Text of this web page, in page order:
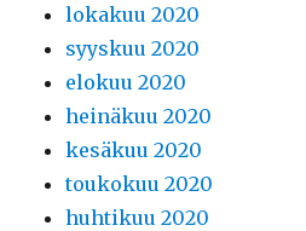
lokakuu 2020
syyskuu 2020
elokuu 2020
heinäkuu 2020
kesäkuu 2020
toukokuu 2020
huhtikuu 2020